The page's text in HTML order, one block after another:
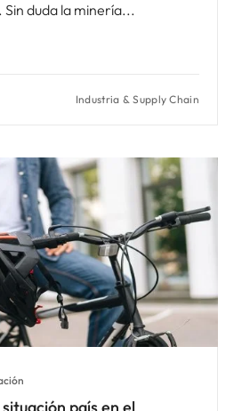
Sin duda la minería
Industria & Supply Chain